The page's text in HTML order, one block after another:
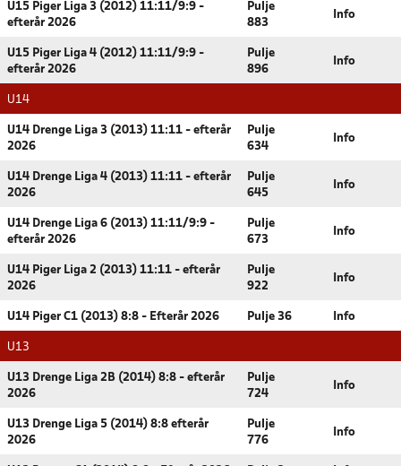
U15 Piger Liga 3 (2012) 11:11/9:9 -
efterår 2026
Pulje
883
Info
U15 Piger Liga 4 (2012) 11:11/9:9 -
efterår 2026
Pulje
896
Info
U14
U14 Drenge Liga 3 (2013) 11:11 - efterår
2026
Pulje
634
Info
U14 Drenge Liga 4 (2013) 11:11 - efterår
2026
Pulje
645
Info
U14 Drenge Liga 6 (2013) 11:11/9:9 -
efterår 2026
Pulje
673
Info
U14 Piger Liga 2 (2013) 11:11 - efterår
2026
Pulje
922
Info
U14 Piger C1 (2013) 8:8 - Efterår 2026 Pulje 36 Info
U13
U13 Drenge Liga 2B (2014) 8:8 - efterår
2026
Pulje
724
Info
U13 Drenge Liga 5 (2014) 8:8 efterår
2026
Pulje
776
Info